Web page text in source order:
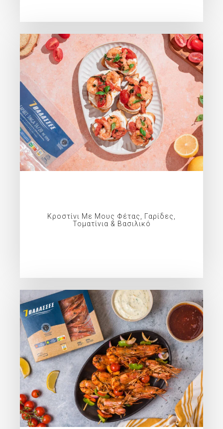
Κροστίνι Με Μους Φέτας, Γαρίδες,
Τοματίνια & Βασιλικό